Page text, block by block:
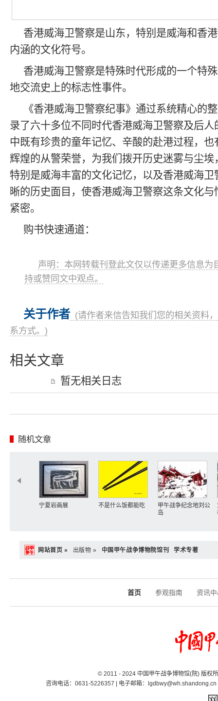
香港威海卫警察是山东，特别是威海和香
内涵的文化符号。
香港威海卫警察是特殊时代形成的一个特
地交流史上的标志性事件。
《香港威海卫警察纪事》通过系统精心的
录了六十多位不同时代香港威海卫警察及后
中既有珍贵的童年记忆、辛酸的赴港过程，
辉煌的从警荣誉，为我们拨开历史迷雾与尘
特别是威海丰富的文化记忆，以及香港威海
晰的历史面目，使香港威海卫警察这条文化
紧密。
购书快速通道：
声明：本网转载刊登此文仅以传递更多信息为
持或赞同文中观点。
关于作者 (请作者来信告知我们您的相关资料，
系方式。)
相关文章
暂无相关日志
随机文章
宁夏岩画展 不是什么饭都能吃
甲午战争纪念地刘公
岛
网站首页 » 出版物 » 中国甲午战争博物院馆刊 学术专著
首页 参观指南 资讯
© 2011 - 2024 中国甲午战争博物馆(院) 版
咨询电话：0631-5226357 | 电子邮箱：